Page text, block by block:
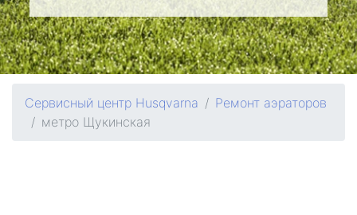
Сервисный центр Husqvarna
Ремонт аэраторов
метро Щукинская